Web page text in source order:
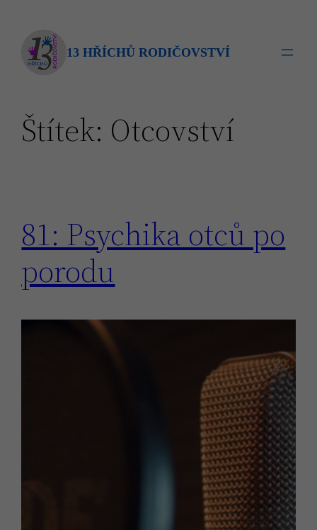
obsah
13 HŘÍCHŮ RODIČOVSTVÍ
Štítek: Otcovství
81: Psychika otců po
porodu